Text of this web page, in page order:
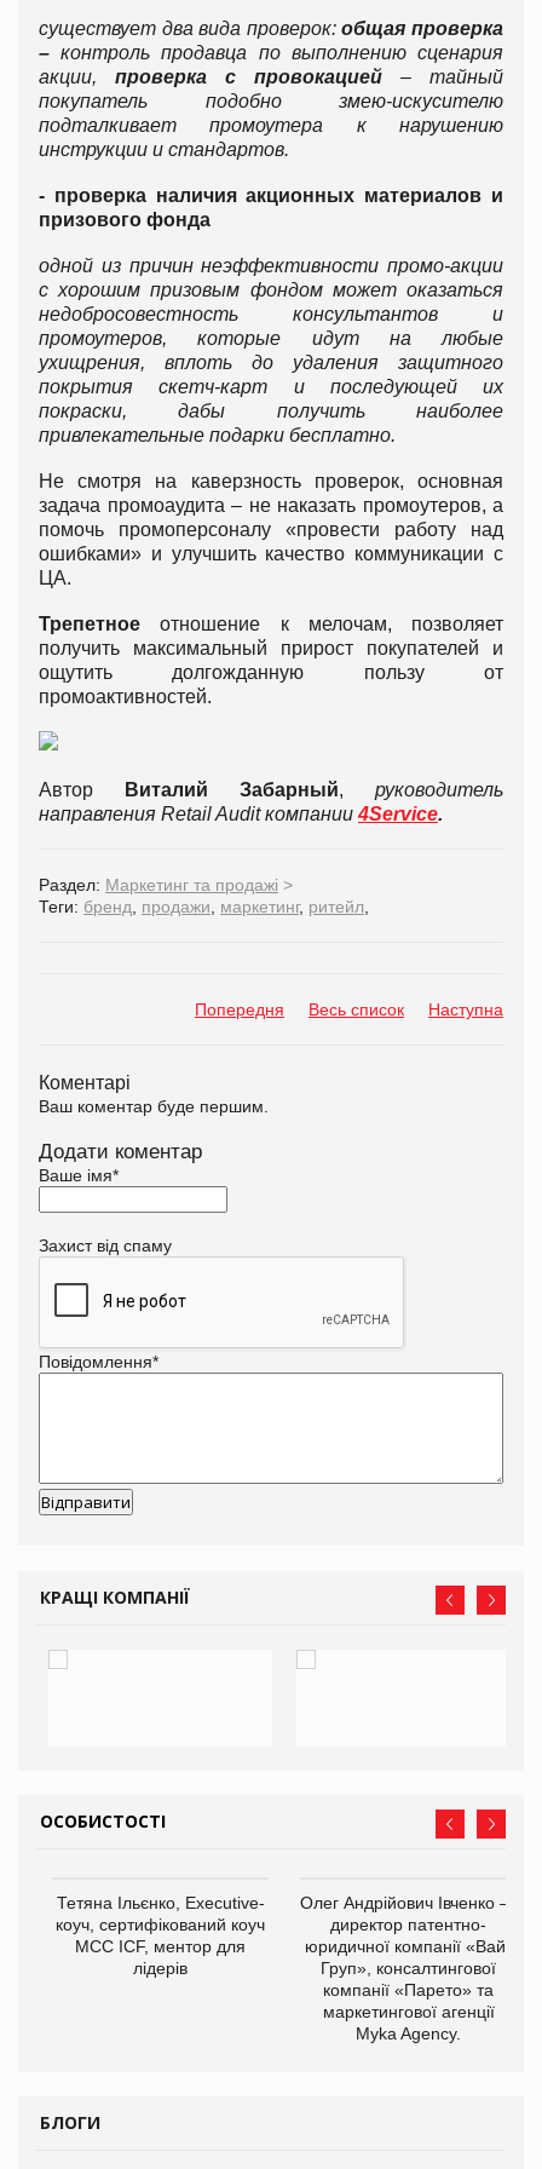
существует два вида проверок:общая проверка
–контроль продавца по выполнению сценария
акции, проверка с провокацией – тайный
покупатель подобно змею-искусителю
подталкивает промоутера к нарушению
инструкции и стандартов.
- проверка наличия акционных материалов и
призового фонда
одной из причин неэффективности промо-акции
с хорошим призовым фондом может оказаться
недобросовестность консультантов и
промоутеров, которые идут на любые
ухищрения, вплоть до удаления защитного
покрытия скетч-карт и последующей их
покраски, дабы получить наиболее
привлекательные подарки бесплатно.
Не смотря на каверзность проверок, основная
задача промоаудита – не наказать промоутеров, а
помочь промоперсоналу «провести работу над
ошибками» и улучшить качество коммуникации с
ЦА.
Трепетное отношение к мелочам, позволяет
получить максимальный прирост покупателей и
ощутить долгожданную пользу от
промоактивностей.
Автор Виталий Забарный, руководитель
направления Retail Audit компании4Service.
Раздел: Маркетинг та продажі >
Теги: бренд продажи маркетинг, ритейл
Попередня Весь список Наступна
Коментарі
Ваш коментар буде першим.
Додати коментар
Ваше імя*
Захист від спаму
Повідомлення*
КРАЩІ КОМПАНІЇ
ОСОБИСТОСТІ
Тетяна Ільєнко, Executive-
коуч, сертифікований коуч
МСС ICF, ментор для
лідерів
Олег Андрійович Івченко —
директор патентно-
юридичної компанії «Вайз
Груп», консалтингової
компанії «Парето» та
маркетингової агенції
Myka Agency.
БЛОГИ